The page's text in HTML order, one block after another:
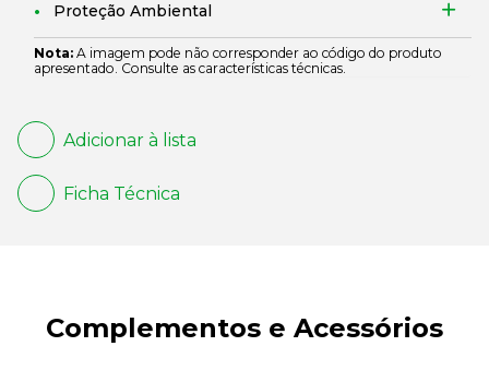
Proteção Ambiental
Nota: A imagem pode não corresponder ao código do produto
apresentado. Consulte as características técnicas.
Adicionar à lista
Ficha Técnica
Complementos e Acessórios